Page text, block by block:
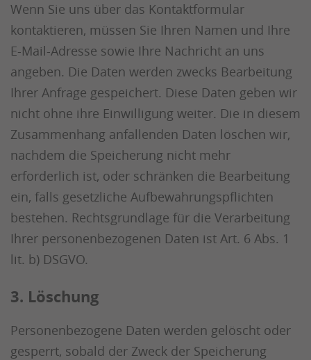
Wenn Sie uns über das Kontaktformular
kontaktieren, müssen Sie Ihren Namen und Ihre
E-Mail-Adresse sowie Ihre Nachricht an uns
angeben. Die Daten werden zwecks Bearbeitung
Ihrer Anfrage gespeichert. Diese Daten geben wir
nicht ohne ihre Einwilligung weiter. Die in diesem
Zusammenhang anfallenden Daten löschen wir,
nachdem die Speicherung nicht mehr
erforderlich ist, oder schränken die Bearbeitung
ein, falls gesetzliche Aufbewahrungspflichten
bestehen. Rechtsgrundlage für die Verarbeitung
Ihrer personenbezogenen Daten ist Art. 6 Abs. 1
lit. b) DSGVO.
3. Löschung
Personenbezogene Daten werden gelöscht oder
gesperrt, sobald der Zweck der Speicherung